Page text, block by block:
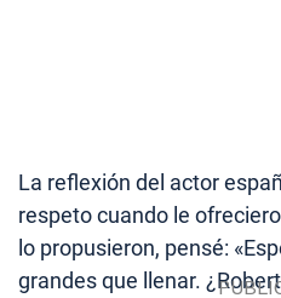
La reflexión del actor
respeto cuando le
lo propusieron, pensé:
grandes que llenar.